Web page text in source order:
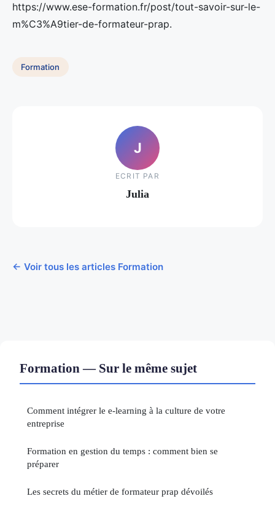
https://www.ese-formation.fr/post/tout-savoir-sur-le-
m%C3%A9tier-de-formateur-prap.
Formation
J
ECRIT PAR
Julia
← Voir tous les articles Formation
Formation — Sur le même sujet
Comment intégrer le e-learning à la culture de votre
entreprise
Formation en gestion du temps : comment bien se
préparer
Les secrets du métier de formateur prap dévoilés